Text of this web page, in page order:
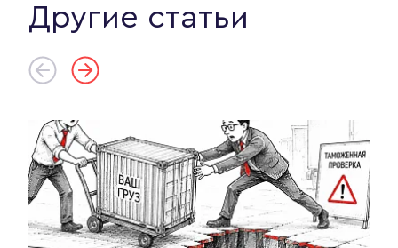
Другие статьи